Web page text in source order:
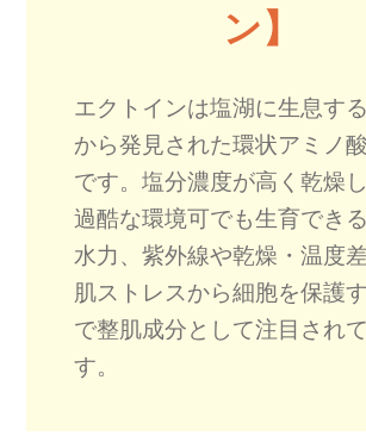
ン】
エクトインは塩湖に生息す
から発見された環状アミノ
です。塩分濃度が高く乾燥
過酷な環境可でも生育でき
水力、紫外線や乾燥・温度
肌ストレスから細胞を保護
で整肌成分として注目され
す。